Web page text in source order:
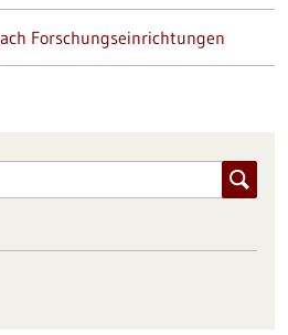
Forschungseinrichtungen